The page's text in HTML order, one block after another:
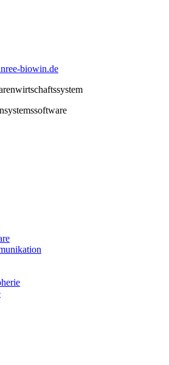
biowin.de